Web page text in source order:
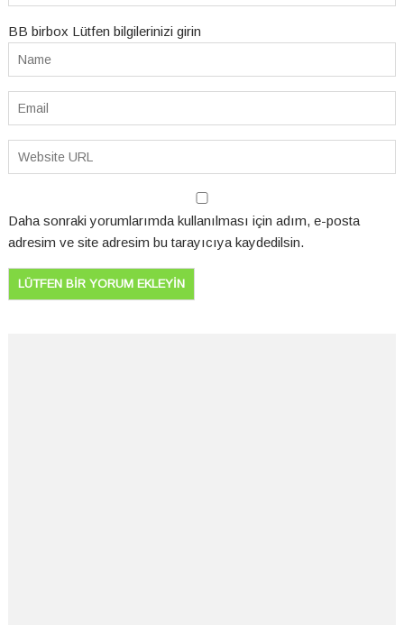
BB birbox Lütfen bilgilerinizi girin
Daha sonraki yorumlarımda kullanılması için adım, e-posta
adresim ve site adresim bu tarayıcıya kaydedilsin.